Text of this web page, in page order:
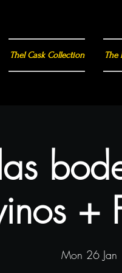
+
Mon 26 Jan
Thel Cask Collection The